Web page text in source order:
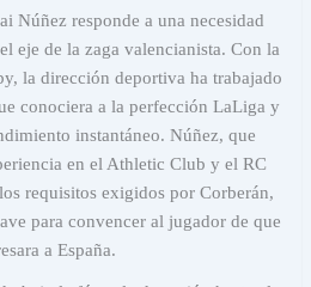
Núñez responde a una necesidad
eje de la zaga valencianista. Con la
la dirección deportiva ha trabajado
conociera a la perfección LaLiga y
instantáneo. Núñez, que
en el Athletic Club y el RC
requisitos exigidos por Corberán,
para convencer al jugador de que
a España.